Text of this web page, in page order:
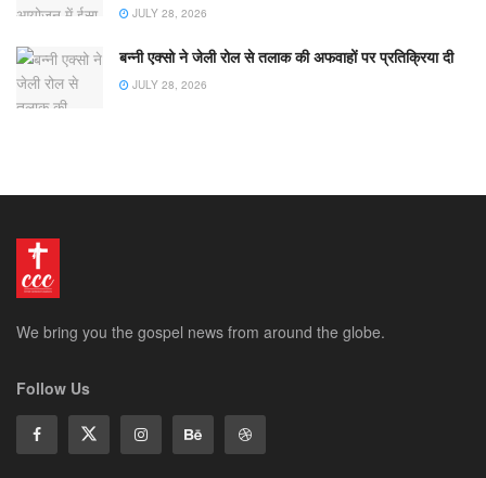
JULY 28, 2026
बन्नी एक्सो ने जेली रोल से तलाक की अफवाहों पर प्रतिक्रिया दी
JULY 28, 2026
We bring you the gospel news from around the globe.
Follow Us